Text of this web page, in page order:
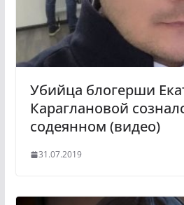
Убийца блогерши
Караглановой
содеянном (видео)
31.07.2019